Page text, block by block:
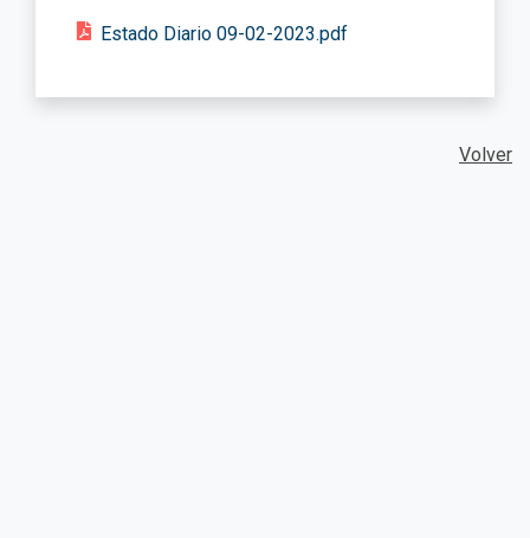
Estado Diario 09-02-2023.pdf
Volver